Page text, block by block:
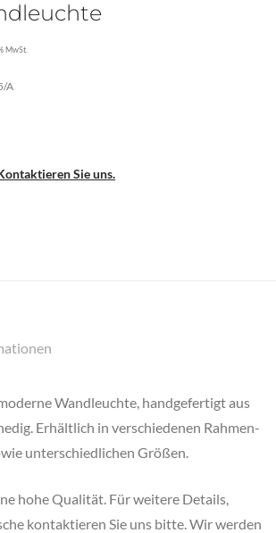
MwSt.
A
Sie uns.
Wandleuchte, handgefertigt aus
Erhältlich in verschiedenen Rahmen-
unterschiedlichen Größen.
hohe Qualität. Für weitere Details,
kontaktieren Sie uns bitte. Wir werden